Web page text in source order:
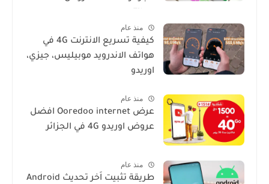
منذ عام
كيفية تسريع الانترنت 4G في
هواتف الاندرويد موبيليس، جيزي،
اوريدو
منذ عام
عرض Ooredoo internet افضل
عروض اوريدو 4G في الجزائر
منذ عام
طريقة تثبيت اَخر تحديث Android